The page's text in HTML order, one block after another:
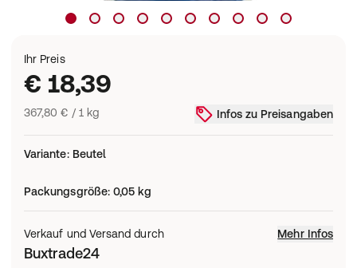
Ihr Preis
€ 18,39
367,80 € / 1 kg Infos zu Preisangaben
Variante: Beutel
Packungsgröße:0,05 kg
Verkauf und Versand durch Mehr Infos
Buxtrade24